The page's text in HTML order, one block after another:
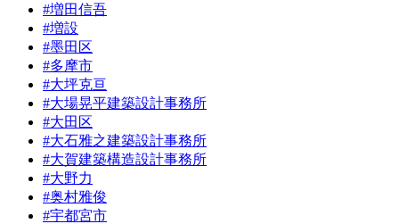
#増田信吾
#増設
#墨田区
#多摩市
#大坪克亘
#大場晃平建築設計事務所
#大田区
#大石雅之建築設計事務所
#大賀建築構造設計事務所
#大野力
#奥村雅俊
#宇都宮市